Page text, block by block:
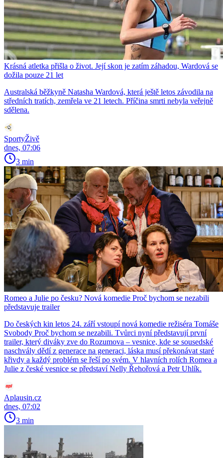
Krásná atletka přišla o život. Její skon je zatím záhadou, Wardová se
dožila pouze 21 let
Australská běžkyně Natasha Wardová, která ještě letos závodila na
středních tratích, zemřela ve 21 letech. Příčina smrti nebyla veřejně
sdělena.
SportyŽivě
dnes, 07:06
3 min
Romeo a Julie po česku? Nová komedie Proč bychom se nezabili
představuje trailer
Do českých kin letos 24. září vstoupí nová komedie režiséra Tomáše
Svobody Proč bychom se nezabili. Tvůrci nyní představují první
trailer, který diváky zve do Rozumova – vesnice, kde se sousedské
naschvály dědí z generace na generaci, láska musí překonávat staré
křivdy a každý problém se řeší po svém. V hlavních rolích Romea a
Julie z české vesnice se představí Nelly Řehořová a Petr Uhlík.
Aplausin.cz
dnes, 07:02
3 min